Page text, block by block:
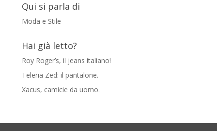
Qui si parla di
Moda e Stile
Hai già letto?
Roy Roger’s, il jeans italiano!
Teleria Zed: il pantalone.
Xacus, camicie da uomo.